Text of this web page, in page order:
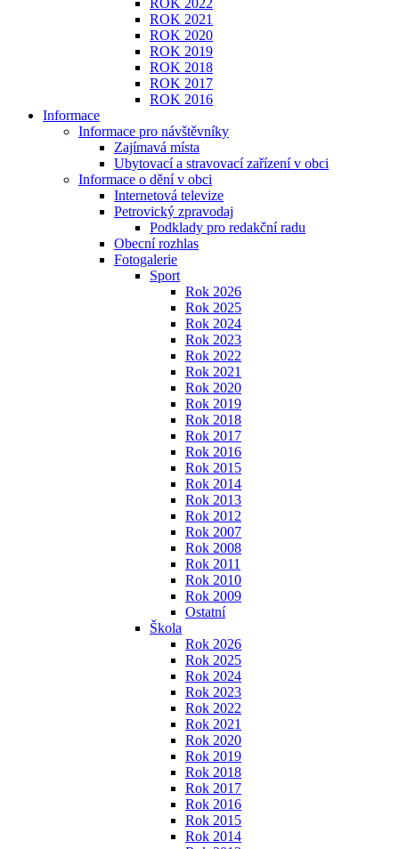
ROK 2022
ROK 2021
ROK 2020
ROK 2019
ROK 2018
ROK 2017
ROK 2016
Informace
Informace pro návštěvníky
Zajímavá místa
Ubytovací a stravovací zařízení v obci
Informace o dění v obci
Internetová televize
Petrovický zpravodaj
Podklady pro redakční radu
Obecní rozhlas
Fotogalerie
Sport
Rok 2026
Rok 2025
Rok 2024
Rok 2023
Rok 2022
Rok 2021
Rok 2020
Rok 2019
Rok 2018
Rok 2017
Rok 2016
Rok 2015
Rok 2014
Rok 2013
Rok 2012
Rok 2007
Rok 2008
Rok 2011
Rok 2010
Rok 2009
Ostatní
Škola
Rok 2026
Rok 2025
Rok 2024
Rok 2023
Rok 2022
Rok 2021
Rok 2020
Rok 2019
Rok 2018
Rok 2017
Rok 2016
Rok 2015
Rok 2014